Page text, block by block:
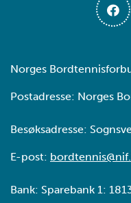
Norges
Postadresse: Norges
Besøksadresse:
E-post:
Bank: Sparebank 1: